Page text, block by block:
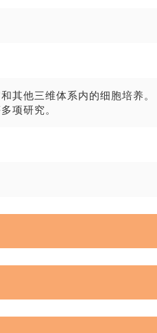
其他三维体系内的细胞培养
项研究。